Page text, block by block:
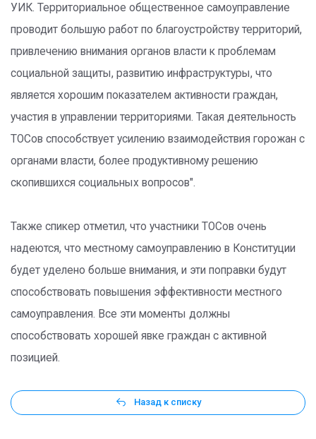
УИК. Территориальное общественное самоуправление
проводит большую работ по благоустройству территорий,
привлечению внимания органов власти к проблемам
социальной защиты, развитию инфраструктуры, что
является хорошим показателем активности граждан,
участия в управлении территориями. Такая деятельность
ТОСов способствует усилению взаимодействия горожан с
органами власти, более продуктивному решению
скопившихся социальных вопросов".
Также спикер отметил, что участники ТОСов очень
надеются, что местному самоуправлению в Конституции
будет уделено больше внимания, и эти поправки будут
способствовать повышения эффективности местного
самоуправления. Все эти моменты должны
способствовать хорошей явке граждан с активной
позицией.
Назад к списку